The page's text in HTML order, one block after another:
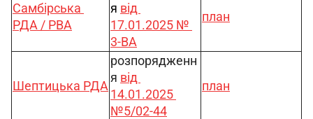
Самбірська
РДА / РВА
я від
17.01.2025 №
3-ВА
план
Шептицька РДА
розпорядженн
я від
14.01.2025
№5/02-44
план